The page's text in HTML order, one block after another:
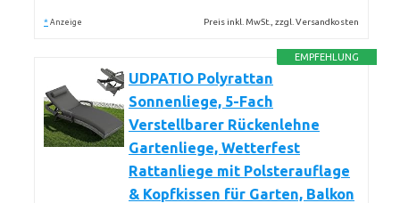
* Anzeige Preis inkl. MwSt., zzgl. Versandkosten
EMPFEHLUNG
UDPATIO Polyrattan
Sonnenliege, 5-Fach
Verstellbarer Rückenlehne
Gartenliege, Wetterfest
Rattanliege mit Polsterauflage
& Kopfkissen für Garten, Balkon